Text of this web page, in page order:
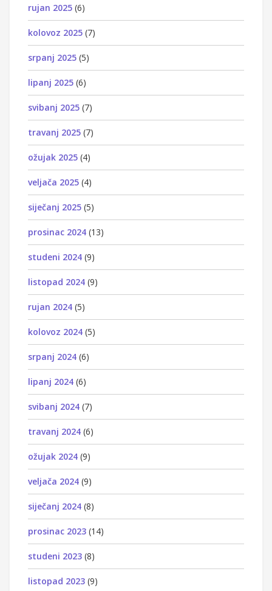
rujan 2025 (6)
kolovoz 2025 (7)
srpanj 2025 (5)
lipanj 2025 (6)
svibanj 2025 (7)
travanj 2025 (7)
ožujak 2025 (4)
veljača 2025 (4)
siječanj 2025 (5)
prosinac 2024 (13)
studeni 2024 (9)
listopad 2024 (9)
rujan 2024 (5)
kolovoz 2024 (5)
srpanj 2024 (6)
lipanj 2024 (6)
svibanj 2024 (7)
travanj 2024 (6)
ožujak 2024 (9)
veljača 2024 (9)
siječanj 2024 (8)
prosinac 2023 (14)
studeni 2023 (8)
listopad 2023 (9)